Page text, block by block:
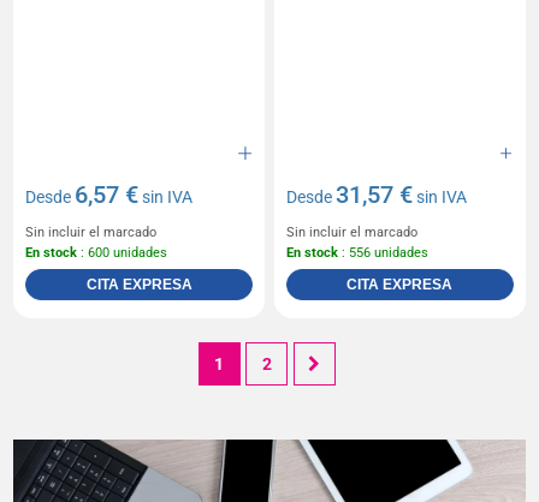
Desde 6,57 €sin IVA
Sin incluir el marcado
En stock : 600 unidades
CITA EXPRESA
Desde31,57 €sin IVA
Sin incluir el marcado
En stock : 556 unidades
CITA EXPRESA
1 2